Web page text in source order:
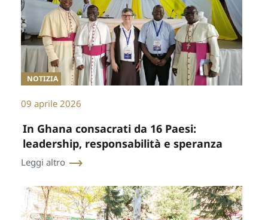
NOTIZIA
09 aprile 2026
In Ghana consacrati da 16 Paesi:
leadership, responsabilità e speranza
Leggi altro